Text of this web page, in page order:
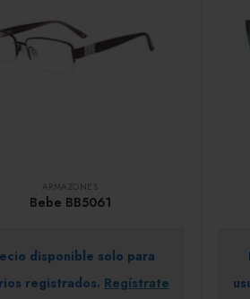
ARMAZONES
Bebe BB5061
disponible solo para
registrados. Regístrate